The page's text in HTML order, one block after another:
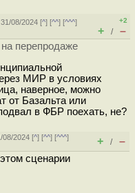
08/2024 [^] [^^] [^^^]
+2
+ / –
перепродаже
МИР в условиях
наверное, можно
от Базальта или
в ФБР поехать, не?
08/2024 [^] [^^] [^^^]
+ / –
сценарии